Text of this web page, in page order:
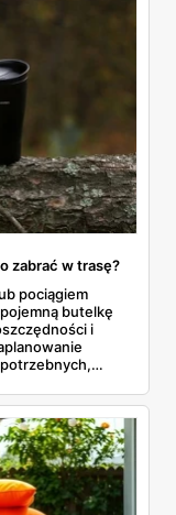
zabrać w trasę?
pociągiem
butelkę
i
oferuje dobrze
oraz niezawodna
zestaw. Dzięki
z miejsca na
a my zyskujemy
pod ręką.